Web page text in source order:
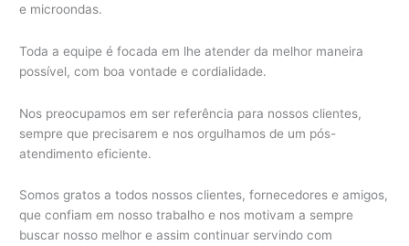
e microondas.
Toda a equipe é focada em lhe atender da melhor maneira
possível, com boa vontade e cordialidade.
Nos preocupamos em ser referência para nossos clientes,
sempre que precisarem e nos orgulhamos de um pós-
atendimento eficiente.
Somos gratos a todos nossos clientes, fornecedores e amigos,
que confiam em nosso trabalho e nos motivam a sempre
buscar nosso melhor e assim continuar servindo com